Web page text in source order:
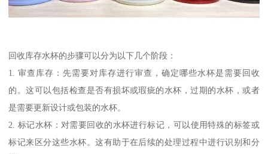
回收库存水杯的步骤可以分为以下几个阶段：
1. 审查库存：先需要对库存进行审查，确定哪些水杯是需要回收
的。这可以包括检查是否有损坏或瑕疵的水杯，过期的水杯，或者
是需要更新设计或包装的水杯。
2. 标记水杯：对需要回收的水杯进行标记，可以使用特殊的标签或
标记来区分这些水杯。这有助于在后续的处理过程中进行识别和分